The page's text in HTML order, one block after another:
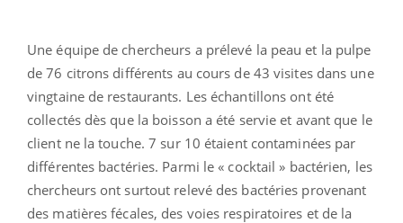
Une équipe de chercheurs a prélevé la peau et la pulpe
de 76 citrons différents au cours de 43 visites dans une
vingtaine de restaurants. Les échantillons ont été
collectés dès que la boisson a été servie et avant que le
client ne la touche. 7 sur 10 étaient contaminées par
différentes bactéries. Parmi le « cocktail » bactérien, les
chercheurs ont surtout relevé des bactéries provenant
des matières fécales, des voies respiratoires et de la